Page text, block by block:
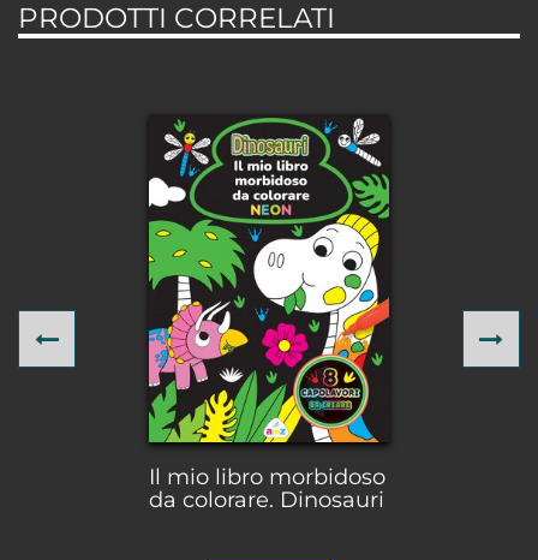
PRODOTTI CORRELATI
Il mio libro morbidoso
da colorare. Dinosauri
Previous